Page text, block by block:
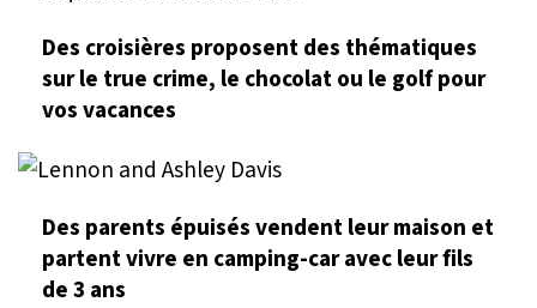
Des croisières proposent des thématiques
sur le true crime, le chocolat ou le golf pour
vos vacances
Des parents épuisés vendent leur maison et
partent vivre en camping-car avec leur fils
de 3 ans